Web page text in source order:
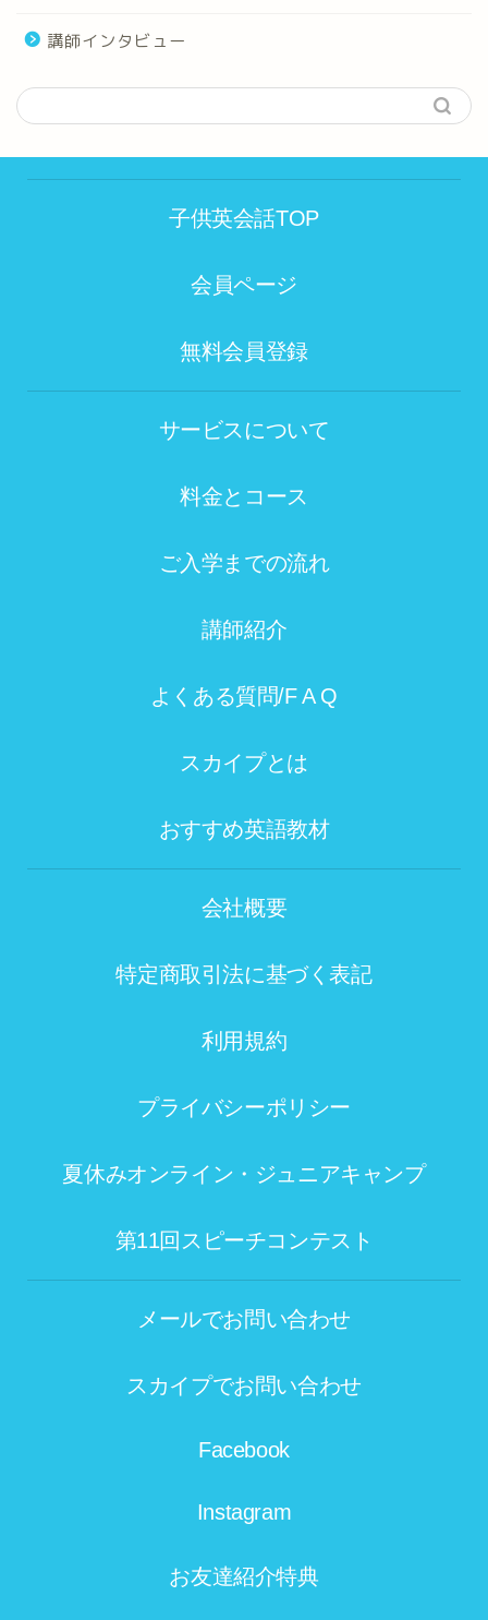
講師インタビュー
子供英会話TOP
会員ページ
無料会員登録
サービスについて
料金とコース
ご入学までの流れ
講師紹介
よくある質問/F A Q
スカイプとは
おすすめ英語教材
会社概要
特定商取引法に基づく表記
利用規約
プライバシーポリシー
夏休みオンライン・ジュニアキャンプ
第11回スピーチコンテスト
メールでお問い合わせ
スカイプでお問い合わせ
Facebook
Instagram
お友達紹介特典